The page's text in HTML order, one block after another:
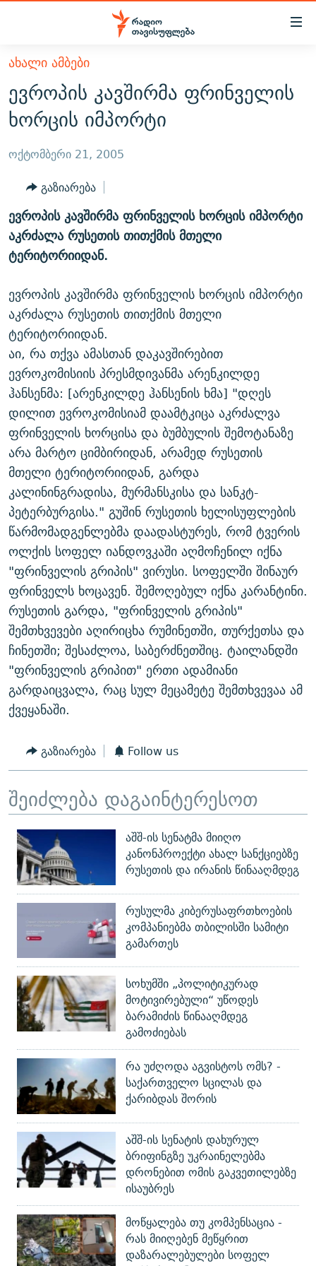
Accessibility
მთავარ
შინაარსზე
დაბრუნება
მთავარ
დაბრუნება
ძიებაზე
დაბრუნება
ᲐᲮᲐᲚᲘ ᲐᲛᲑᲔᲑᲘ
ᲗᲔᲛᲔᲑᲘ
ᲞᲝᲚᲘᲢᲘᲙᲐ
ᲔᲙᲝᲜᲝᲛᲘᲙᲐ
ᲡᲐᲖᲝᲒᲐᲓᲝᲔᲑᲐ
ᲡᲞᲝᲠᲢᲘ
ᲕᲘᲓᲔᲝ
ᲑᲚᲝᲒᲔᲑᲘ
ᲞᲝᲓᲙᲐᲡᲢᲔᲑᲘ
ᲜᲘᲙᲝᲡ ᲞᲝᲓᲙᲐᲡᲢᲘ
60 ᲓᲔᲪᲘᲑᲔᲚᲘ
ᲓᲘᲚᲘᲡ ᲡᲐᲣᲑᲠᲔᲑᲘ
ᲛᲝᲚᲐᲞᲐᲠᲐᲙᲔ ᲢᲔᲥᲡᲢᲔᲑᲘ
ᲨᲘᲜ - ᲣᲪᲮᲝᲔᲗᲨᲘ
ᲚᲘᲢᲔᲠᲐᲢᲣᲠᲣᲚᲘ ᲬᲐᲮᲜᲐᲒᲔᲑᲘ
ᲐᲛᲔᲠᲘᲙᲣᲚᲘ ᲛᲝᲗᲮᲠᲝᲑᲐ
ᲘᲛᲞᲔᲠᲘᲐ ᲓᲐ ᲠᲐᲓᲘᲝ
ᲗᲐᲕᲘᲡᲣᲤᲚᲔᲑᲘᲡ ᲛᲝᲜᲘᲢᲝᲠᲘ
ᲤᲔᲜᲝᲕᲐᲜᲘ - 2.10
ᲗᲥᲕᲔᲜᲘ ᲞᲣᲑᲚᲘᲙᲐᲪᲘᲔᲑᲘ
ᲞᲠᲝᲔᲥᲢᲔᲑᲘ
ᲓᲐᲛᲝᲣᲙᲘᲓᲔᲑᲚᲝᲑᲘᲡ 100 ᲬᲔᲚᲘ
ᲩᲔᲛᲘ ᲡᲘᲙᲕᲓᲘᲚᲘᲡ ᲛᲘᲖᲔᲖᲘᲐ COVID-19
11 ᲬᲔᲚᲘ - 11 ᲐᲛᲑᲐᲕᲘ
ᲡᲐᲞᲐᲠᲚᲐᲛᲔᲜᲢᲝ ᲐᲠᲩᲔᲕᲜᲔᲑᲘᲡ ᲘᲡᲢᲝᲠᲘᲐ
ᲑᲐᲕᲨᲕᲔᲑᲘ ᲞᲠᲝᲡᲢᲘᲢᲣᲪᲘᲐᲨᲘ - ᲐᲛᲝᲣᲗᲥᲛᲔᲚᲘ ᲐᲛᲑᲐᲕᲘ
5 ᲐᲛᲑᲐᲕᲘ - 20 ᲘᲕᲜᲘᲡᲡ ᲓᲐᲨᲐᲕᲔᲑᲣᲚᲔᲑᲘ
ᲐᲒᲕᲘᲡᲢᲝᲡ ᲝᲛᲘ
ПРИВЕТ ᲙᲣᲚᲢᲣᲠᲐ
ЭХО КАВКАЗА
ᲒᲐᲛᲝᲘᲬᲔᲠᲔ
რთე/რთ-ის ყველა საიტი
ᲐᲮᲐᲚᲘ ᲐᲛᲑᲔᲑᲘ
ევროპის კავშირმა ფრინველის
ხორცის იმპორტი
ოქტომბერი 21, 2005
გაზიარება
ევროპის კავშირმა ფრინველის ხორცის იმპორტი
აკრძალა რუსეთის თითქმის მთელი
ტერიტორიიდან.
ევროპის კავშირმა ფრინველის ხორცის იმპორტი
აკრძალა რუსეთის თითქმის მთელი
ტერიტორიიდან.
აი, რა თქვა ამასთან დაკავშირებით
ევროკომისიის პრესმდივანმა არენკილდე
ჰანსენმა: [არენკილდე ჰანსენის ხმა] "დღეს
დილით ევროკომისიამ დაამტკიცა აკრძალვა
ფრინველის ხორცისა და ბუმბულის შემოტანაზე
არა მარტო ციმბირიდან, არამედ რუსეთის
მთელი ტერიტორიიდან, გარდა
კალინინგრადისა, მურმანსკისა და სანკტ-
პეტერბურგისა." გუშინ რუსეთის ხელისუფლების
წარმომადგენლებმა დაადასტურეს, რომ ტვერის
ოლქის სოფელ იანდოვკაში აღმოჩენილ იქნა
"ფრინველის გრიპის" ვირუსი. სოფელში შინაურ
ფრინველს ხოცავენ. შემოღებულ იქნა კარანტინი.
რუსეთის გარდა, "ფრინველის გრიპის"
შემთხვევები აღირიცხა რუმინეთში, თურქეთსა და
ჩინეთში; შესაძლოა, საბერძნეთშიც. ტაილანდში
"ფრინველის გრიპით" ერთი ადამიანი
გარდაიცვალა, რაც სულ მეცამეტე შემთხვევაა ამ
ქვეყანაში.
გაზიარება Follow us
შეიძლება დაგაინტერესოთ
აშშ-ის სენატმა მიიღო
კანონპროექტი ახალ სანქციებზე
რუსეთის და ირანის წინააღმდეგ
რუსულმა კიბერუსაფრთხოების
კომპანიებმა თბილისში სამიტი
გამართეს
სოხუმში „პოლიტიკურად
მოტივირებული“ უწოდეს
ბარამიძის წინააღმდეგ
გამოძიებას
რა უძღოდა აგვისტოს ომს? -
საქართველო სცილას და
ქარიბდას შორის
აშშ-ის სენატის დახურულ
ბრიფინგზე უკრაინელებმა
დრონებით ომის გაკვეთილებზე
ისაუბრეს
მოწყალება თუ კომპენსაცია -
რას მიიღებენ მეწყრით
დაზარალებულები სოფელ